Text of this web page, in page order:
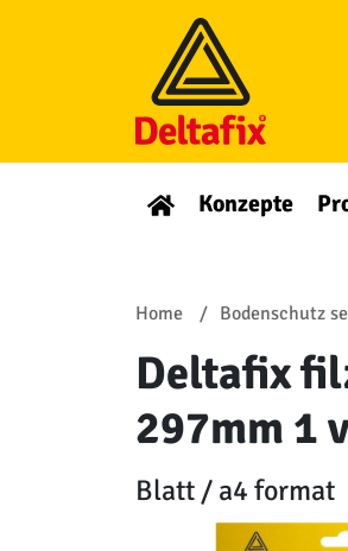
Konzepte
Home Bodenschutz
Deltafix
297mm 1
Blatt / a4 format